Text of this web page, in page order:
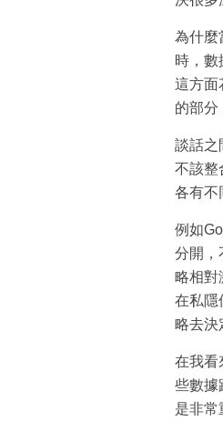
為什麼
時，數
這方面
的部分
談話之
不該整
各有不
例如
分開，
略相對
在私隱
略去決
在我看
些數據
是非常